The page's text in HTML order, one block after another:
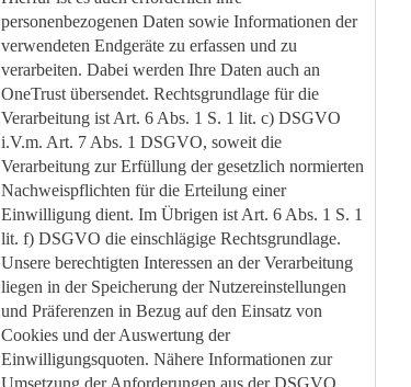
personenbezogenen Daten sowie Informationen der
verwendeten Endgeräte zu erfassen und zu
verarbeiten. Dabei werden Ihre Daten auch an
OneTrust übersendet. Rechtsgrundlage für die
Verarbeitung ist Art. 6 Abs. 1 S. 1 lit. c) DSGVO
i.V.m. Art. 7 Abs. 1 DSGVO, soweit die
Verarbeitung zur Erfüllung der gesetzlich normierten
Nachweispflichten für die Erteilung einer
Einwilligung dient. Im Übrigen ist Art. 6 Abs. 1 S. 1
lit. f) DSGVO die einschlägige Rechtsgrundlage.
Unsere berechtigten Interessen an der Verarbeitung
liegen in der Speicherung der Nutzereinstellungen
und Präferenzen in Bezug auf den Einsatz von
Cookies und der Auswertung der
Einwilligungsquoten. Nähere Informationen zur
Umsetzung der Anforderungen aus der DSGVO